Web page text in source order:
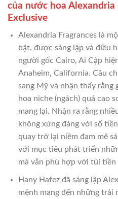
của nước hoa Alexandria
Exclusive
Alexandria Fragrances là
bật, được sáng lập và điều
người gốc Cairo, Ai Cập
Anaheim, California. Câu
sang Mỹ và nhận thấy rằng
hoa niche (ngách) quá cao
mang lại. Nhận ra rằng
không xứng đáng với số
quay trở lại niềm đam mê
với mục tiêu phát triển
mà vẫn phù hợp với túi
Hany Hafez đã sáng lập
mệnh mang đến những